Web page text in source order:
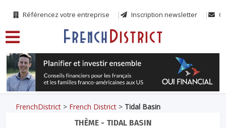
Référencez votre entreprise Inscription newsletter
FrenchDistrict > French District > Tidal Basin
THÈME - TIDAL BASIN